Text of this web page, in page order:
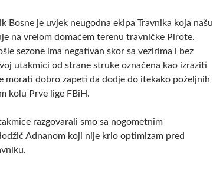
Bosne je uvjek neugodna ekipa Travnika koja našu
na vrelom domaćem terenu travničke Pirote.
sezone ima negativan skor sa vezirima i bez
utakmici od strane struke označena kao izraziti
morati dobro zapeti da dodje do itekako poželjnih
kolu Prve lige FBiH.
razgovarali smo sa nogometnim
Adnanom koji nije krio optimizam pred